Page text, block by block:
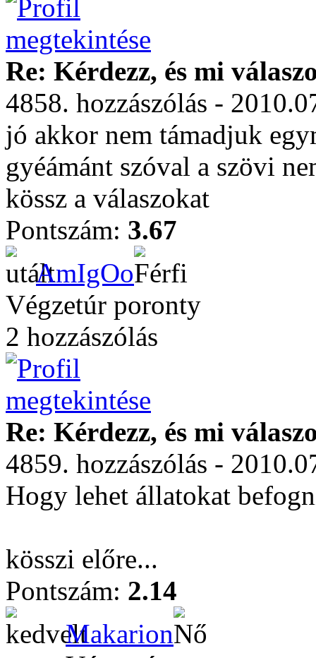
Re: Kérdezz, és mi
4858. hozzászólás -
jó akkor nem támadjuk
gyéámánt szóval a szövi
kössz a válaszokat
Pontszám: 3.67
AmIgOo
Végzetúr poronty
2 hozzászólás
Re: Kérdezz, és mi
4859. hozzászólás -
Hogy lehet állatokat
kösszi előre...
Pontszám: 2.14
Makarion